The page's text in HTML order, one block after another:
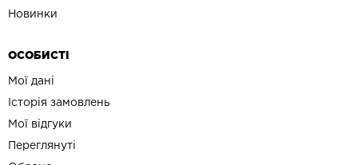
Новинки
ОСОБИСТІ
Мої дані
Історія замовлень
Мої відгуки
Переглянуті